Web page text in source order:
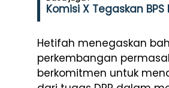
Komisi X Tegaskan
Hetifah menegaskan
perkembangan
berkomitmen untuk